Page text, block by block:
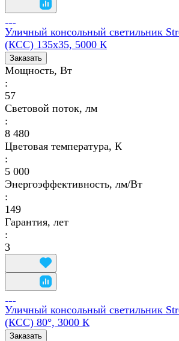
Уличный консольный светильник
(КСС) 135х35, 5000 К
Заказать
Мощность, Вт
:
57
Световой поток, лм
:
8 480
Цветовая температура, К
:
5 000
Энергоэффективность, лм/Вт
:
149
Гарантия, лет
:
3
Уличный консольный светильник
(КСС) 80°, 3000 К
Заказать